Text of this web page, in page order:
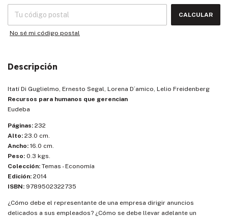
CALCULAR
No sé mi código postal
Descripción
Itatí Di Guglielmo, Ernesto Segal, Lorena D´amico, Lelio Freidenberg
Recursos para humanos que gerencian
Eudeba
Páginas: 232
Alto: 23.0 cm.
Ancho: 16.0 cm.
Peso: 0.3 kgs.
Colección: Temas - Economía
Edición: 2014
ISBN: 9789502322735
¿Cómo debe el representante de una empresa dirigir anuncios
delicados a sus empleados? ¿Cómo se debe llevar adelante un